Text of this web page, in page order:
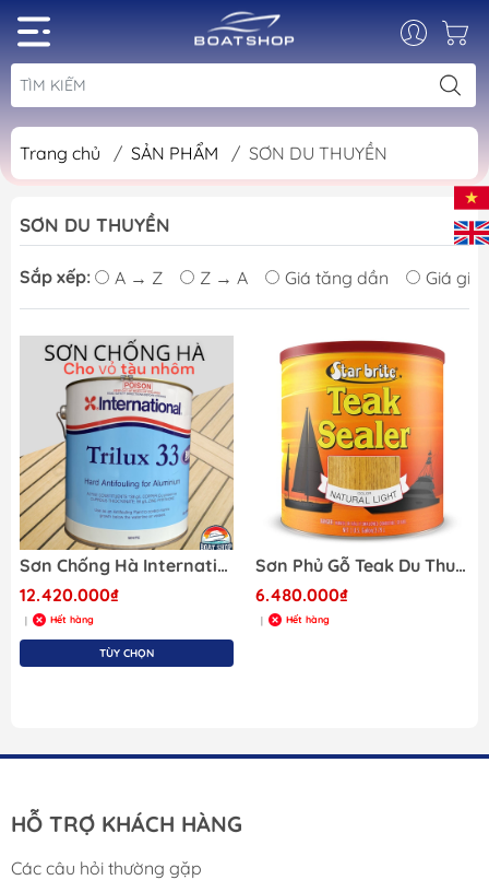
Trang chủ / SẢN PHẨM / SƠN DU THUYỀN
SƠN DU THUYỀN
Sắp xếp: A → Z Z → A Giá tăng dần Giá
Sơn Chống Hà International TRILUX 33 WHITE YBA064, Dung Tích 4 Lít, Màu Trắng Hoặc Đen
12.420.000₫
| Hết hàng
TÙY CHỌN
Sơn Phủ Gỗ Teak Du Thuyền, Hãng Starbrite 1 Gallon ~ 3.78L , Phủ Bảo Dưỡng Sàn Gỗ Cho Du Thuyền
6.480.000₫
| Hết hàng
HỖ TRỢ KHÁCH HÀNG
Các câu hỏi thường gặp